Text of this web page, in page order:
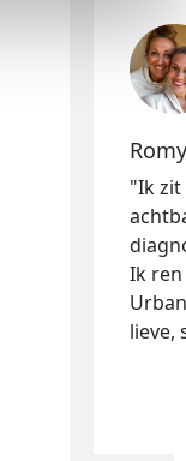
Romy
"Ik zit
Ik
lieve,